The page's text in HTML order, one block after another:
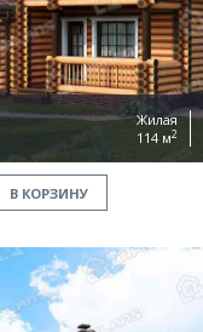
Жилая
114 м2
В КОРЗИНУ